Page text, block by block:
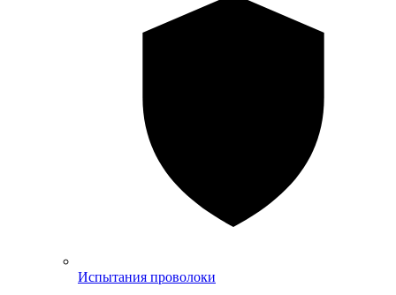
Испытания проволоки